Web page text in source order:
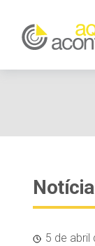
5 de abril